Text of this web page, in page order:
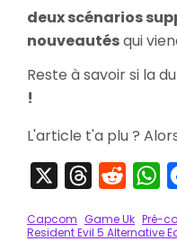
deux scénarios
nouveautésqui
Reste à savoir si la
!
L'article t'a plu ?
ThreadsReddit
Capcom Game Uk Pré-
Resident Evil 5 Alternative